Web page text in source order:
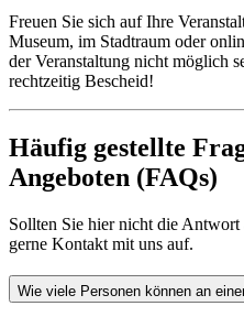
Freuen Sie sich auf Ihre
Museum, im Stadtraum oder
der Veranstaltung nicht möglich
rechtzeitig Bescheid!
Häufig gestellte
Angeboten (FAQs)
Sollten Sie hier nicht die
gerne Kontakt mit uns auf.
Wie viele Personen können an